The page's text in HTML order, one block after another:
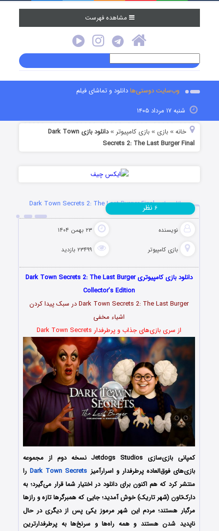
مشاهده فهرست
وب‌سایت دوستی‌هادانلود و تماشای فیلم
شنبه ۱۷ مرداد ۱۴۰۵
خانه »بازی »بازی کامپیوتر »
دانلود بازی Dark Town
Secrets 2: The Last Burger Final
دانلود بازی Dark Town Secrets 2: The Last Burger Final
نویسنده ۲۳ بهمن ۱۴۰۴
بازی کامپیوتر ۲۳۴۹۹ بازدید
۶ نظر
دانلود بازی کامپیوتری Dark Town Secrets 2: The Last Burger
Collector’s Edition
Dark Town Secrets 2: The Last Burger در سبک پیدا کردن
اشیاء مخفی
از سری بازی‌های جذاب و پرطرفدار Dark Town Secrets
کمپانی بازی‌سازی Jetdogs Studios نسخه دوم از مجموعه
بازی‌های فوق‌العاده پرطرفدار و اسرارآمیز Dark Town Secretsرا
منتشر کرد که هم اکنون برای دانلود در اختیار شما قرار می‌گیرد؛ به
دارک‌تاون (شهر تاریک) خوش آمدید؛ جایی که همبرگرها تازه و رازها
مرگبار هستند؛ مردم این شهر مرموز یکی پس از دیگری در حال
ناپدید شدن‌ هستند و همه‌ راه‌ها و سرنخ‌ها به پرطرفدارترین